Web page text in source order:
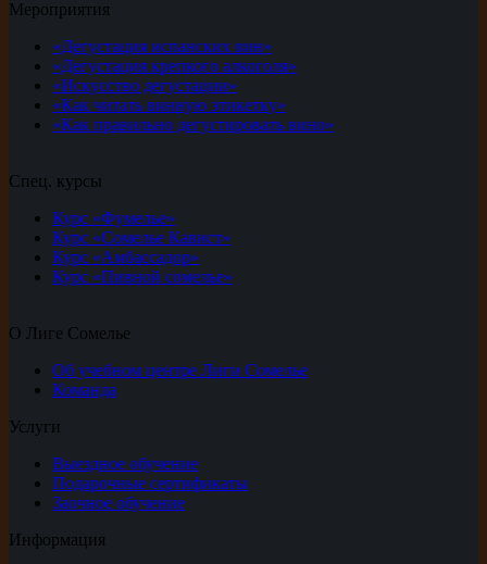
Мероприятия
«Дегустация испанских вин»
«Дегустация крепкого алкоголя»
«Искусство дегустации»
«Как читать винную этикетку»
«Как правильно дегустировать вино»
Спец. курсы
Курс «Фумелье»
Курс «Сомелье Кавист»
Курс «Амбассадор»
Курс «Пивной сомелье»
О Лиге Сомелье
Об учебном центре Лиги Сомелье
Команда
Услуги
Выездное обучение
Подарочные сертификаты
Заочное обучение
Информация